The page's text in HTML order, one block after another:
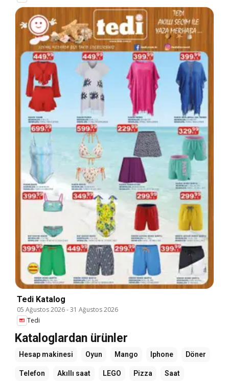
Tedi Katalog
05 Ağustos 2026-31 Ağustos 2026
Tedi
Kataloglardan ürünler
Hesap makinesi Oyun Mango Iphone Döner
Telefon Akıllı saat LEGO Pizza Saat